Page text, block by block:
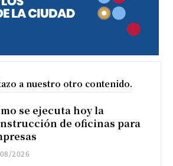
a nuestro otro contenido.
se ejecuta hoy la
de oficinas para
2026